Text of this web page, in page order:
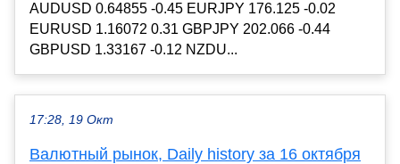
AUDUSD 0.64855 -0.45 EURJPY 176.125 -0.02
EURUSD 1.16072 0.31 GBPJPY 202.066 -0.44
GBPUSD 1.33167 -0.12 NZDU...
17:28, 19 Окт
Валютный рынок, Daily history за 16 октября